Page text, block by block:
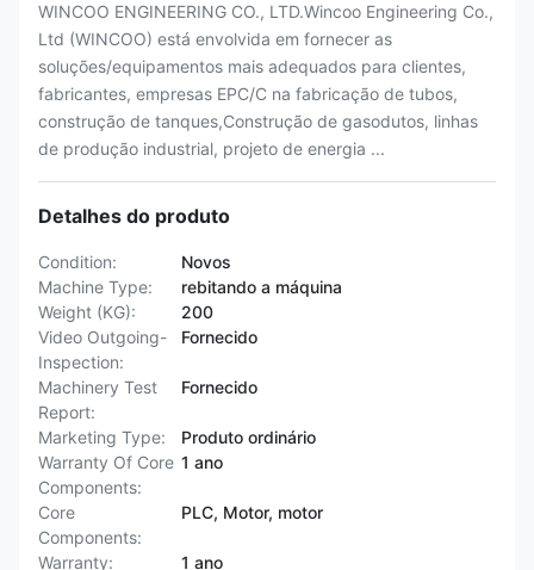
WINCOO ENGINEERING CO., LTD.Wincoo Engineering Co.,
Ltd (WINCOO) está envolvida em fornecer as
soluções/equipamentos mais adequados para clientes,
fabricantes, empresas EPC/C na fabricação de tubos,
construção de tanques,Construção de gasodutos, linhas
de produção industrial, projeto de energia ...
Detalhes do produto
Condition:
Novos
Machine Type:
rebitando a máquina
Weight (KG):
200
Video Outgoing-
Inspection:
Fornecido
Machinery Test
Report:
Fornecido
Marketing Type:
Produto ordinário
Warranty Of Core
Components:
1 ano
Core
Components:
PLC, Motor, motor
Warranty:
1 ano